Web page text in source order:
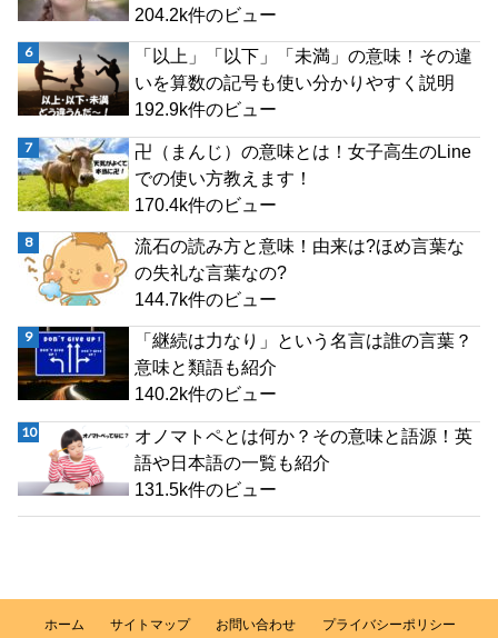
204.2k件のビュー
「以上」「以下」「未満」の意味！その違
いを算数の記号も使い分かりやすく説明
192.9k件のビュー
卍（まんじ）の意味とは！女子高生のLine
での使い方教えます！
170.4k件のビュー
流石の読み方と意味！由来は?ほめ言葉な
の失礼な言葉なの?
144.7k件のビュー
「継続は力なり」という名言は誰の言葉？
意味と類語も紹介
140.2k件のビュー
オノマトペとは何か？その意味と語源！英
語や日本語の一覧も紹介
131.5k件のビュー
ホーム サイトマップ お問い合わせ プライバシーポリシー